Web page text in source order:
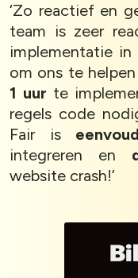
‘Zo reactief en
team is zeer
implementatie
om ons te
1 uur te
regels code
Fair is
integreren en
website crash!’